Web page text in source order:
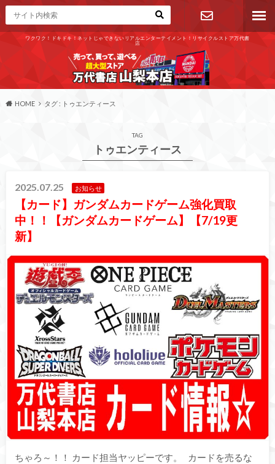
ワクワク！ドキドキ！ネットじゃできないリアルエンターテイメント！リサイクルストア万代書
店
お問い合わ
せ
HOME タグ : トゥエンティース
TAG
トゥエンティース
2025.07.25 お知らせ
【カード】ガンダムカードゲーム強化買取
中！！【ガンダムカードゲーム】【7/19更
新】
ちゃろ～！！ カード担当ヤッピーです。 カードを売るな